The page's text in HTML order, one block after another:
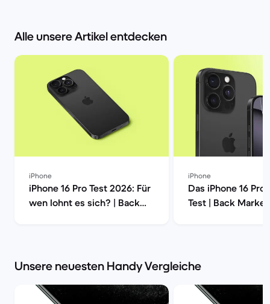
Alle unsere Artikel entdecken
iPhone
iPhone 16 Pro Test 2026: Für
wen lohnt es sich? | Back
iPhone
Das iPhone 16 Pro
Test | Back Market
Unsere neuesten Handy Vergleiche